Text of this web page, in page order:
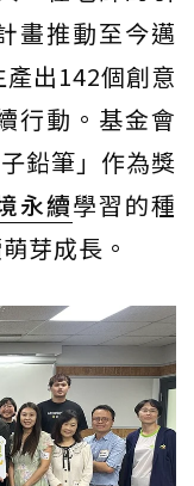
畫推動至今邁
出142個創意
行動。基金會
鉛筆」作為獎
永續學習的種
芽成長。